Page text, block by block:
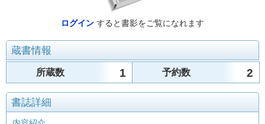
ログイン すると書影をご覧になれます
蔵書情報
所蔵数 1 予約数 2
書誌詳細